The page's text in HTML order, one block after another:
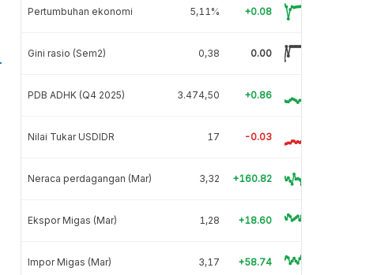
Pertumbuhan ekonomi 5,11% +0.08
Gini rasio (Sem2) 0,38 0.00
PDB ADHK (Q4 2025) 3.474,50 +0.86
Nilai Tukar USDIDR 17 -0.03
Neraca perdagangan (Mar) 3,32 +160.82
Ekspor Migas (Mar) 1,28 +18.60
Impor Migas (Mar) 3,17 +58.74